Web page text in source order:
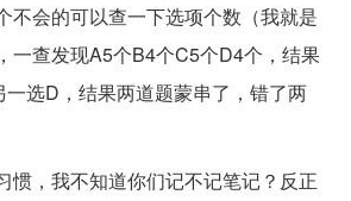
不会的可以查一下选项个数（我就是
一查发现A5个B4个C5个D4个，结果
选D，结果两道题蒙串了，错了两
惯，我不知道你们记不记笔记？反正